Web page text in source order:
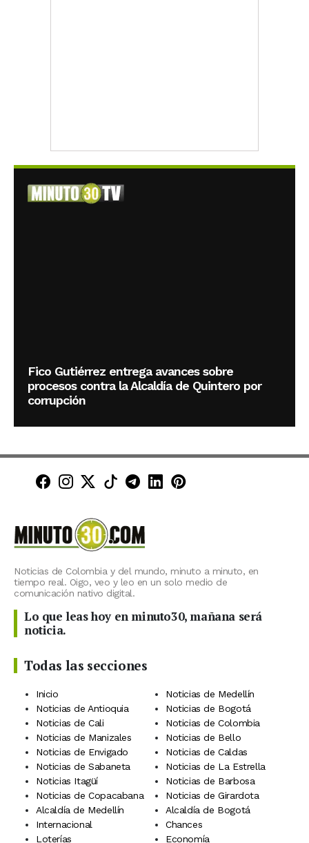
Fico Gutiérrez entrega avances sobre
procesos contra la Alcaldía de Quintero por
corrupción
Minuto30 en Facebook
Minuto30 en Instagram
Minuto30 en X (Twitter)
Minuto30 en TikTok
Canal de Minuto30 en
Minuto30 en LinkedIn
Minuto30 en
Noticias de Colombia y del mundo, minuto a minuto, en
tiempo real. Oigo, veo y leo en un solo medio de
comunicación nativo digital.
Lo que leas hoy en minuto30, mañana será
noticia.
Todas las secciones
Inicio
Noticias de Medellín
Noticias de Antioquia
Noticias de Bogotá
Noticias de Cali
Noticias de Colombia
Noticias de Manizales
Noticias de Bello
Noticias de Envigado
Noticias de Caldas
Noticias de Sabaneta
Noticias de La Estrella
Noticias Itagüí
Noticias de Barbosa
Noticias de Copacabana
Noticias de Girardota
Alcaldía de Medellín
Alcaldía de Bogotá
Internacional
Chances
Loterías
Economía